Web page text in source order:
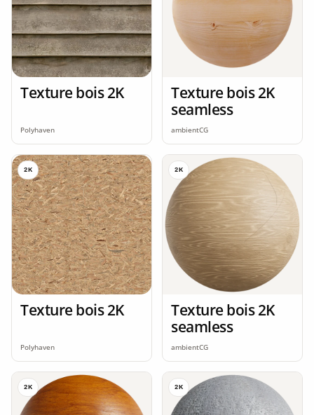
Texture bois 2K
Polyhaven
Texture bois 2K
seamless
ambientCG
2K
Texture bois 2K
Polyhaven
2K
Texture bois 2K
seamless
ambientCG
2K 2K